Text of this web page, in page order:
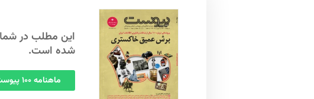
شده است.
ماهنامه ۱۰۰ پیوست